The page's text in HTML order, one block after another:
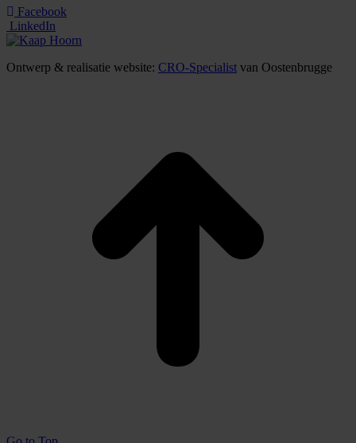
Facebook
LinkedIn
Ontwerp & realisatie website: CRO-Specialist van Oostenbrugge